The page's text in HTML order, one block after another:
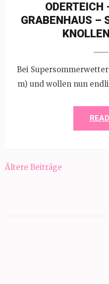
ODERTEICH
GRABENHAUS –
NOLLEN
Bei
m) und wollen nun
Beitragsnavigation
Ältere Beiträge